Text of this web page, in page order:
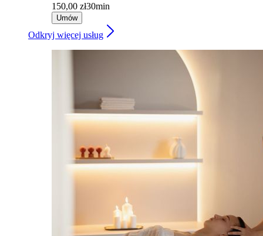
150,00 zł30min
Umów
Odkryj więcej usług